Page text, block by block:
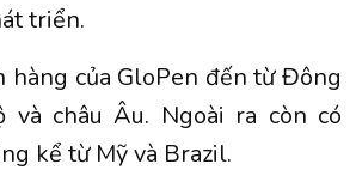
triển.
hàng của GloPen đến từ Đông
châu Âu. Ngoài ra còn có
kể từ Mỹ và Brazil.